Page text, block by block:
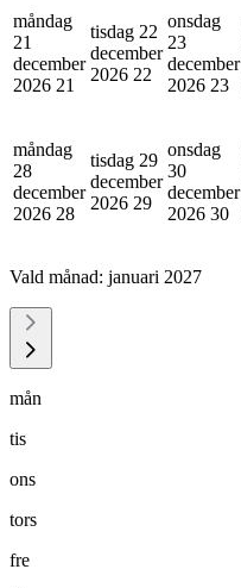
måndag
21
december
2026 21
tisdag 22
december
2026 22
onsdag
23
december
2026 23
måndag
28
december
2026 28
tisdag 29
december
2026 29
onsdag
30
december
2026 30
Vald månad: januari 2027
mån
tis
ons
tors
fre